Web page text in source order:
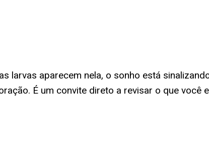
larvas aparecem nela, o sonho está
É um convite direto a revisar o que você